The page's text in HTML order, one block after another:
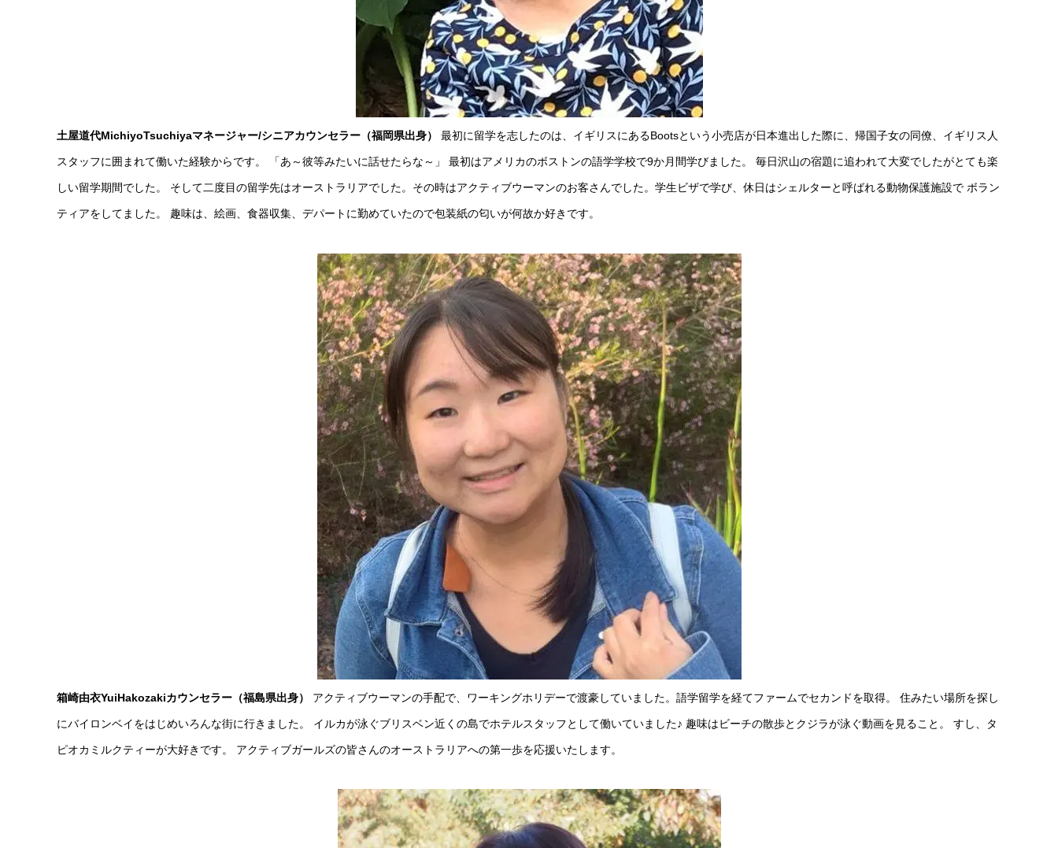
土屋道代MichiyoTsuchiyaマネージャー/シニアカウンセラー（福岡県出身） 最初に留学を志したのは、イギリスにあるBootsという小売店が日本進出した際に、帰国子女の同僚、イギリス人
スタッフに囲まれて働いた経験からです。 「あ～彼等みたいに話せたらな～」 最初はアメリカのボストンの語学学校で9か月間学びました。 毎日沢山の宿題に追われて大変でしたがとても楽
しい留学期間でした。 そして二度目の留学先はオーストラリアでした。その時はアクティブウーマンのお客さんでした。学生ビザで学び、休日はシェルターと呼ばれる動物保護施設で ボラン
ティアをしてました。 趣味は、絵画、食器収集、デパートに勤めていたので包装紙の匂いが何故か好きです。
箱崎由衣YuiHakozakiカウンセラー（福島県出身） アクティブウーマンの手配で、ワーキングホリデーで渡豪していました。語学留学を経てファームでセカンドを取得。 住みたい場所を探し
にバイロンベイをはじめいろんな街に行きました。 イルカが泳ぐブリスベン近くの島でホテルスタッフとして働いていました♪ 趣味はビーチの散歩とクジラが泳ぐ動画を見ること。 すし、タ
ピオカミルクティーが大好きです。 アクティブガールズの皆さんのオーストラリアへの第一歩を応援いたします。